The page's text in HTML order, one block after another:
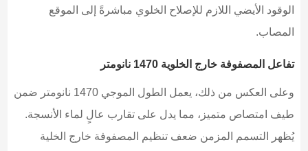
الوقود الأيضي اللازم للإصلاح الخلوي مباشرةً إلى الموقع
المصاب.
تفاعل المصفوفة خارج الخلوية 1470 نانومتر
وعلى العكس من ذلك، يعمل الطول الموجي 1470 نانومتر ضمن
طيف امتصاص متميز، مما يدل على تقارب عالٍ لماء الأنسجة.
يُظهر التسمم المزمن ضعف تنظيم المصفوفة خارج الخلية